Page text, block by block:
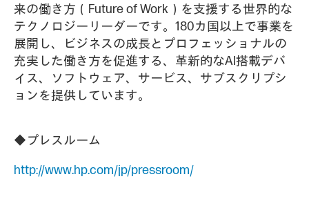
来の働き方（Future of Work）を支援する世界的な
テクノロジーリーダーです。180カ国以上で事業を
展開し、ビジネスの成長とプロフェッショナルの
充実した働き方を促進する、革新的なAI搭載デバ
イス、ソフトウェア、サービス、サブスクリプシ
ョンを提供しています。
◆プレスルーム
http://www.hp.com/jp/pressroom/